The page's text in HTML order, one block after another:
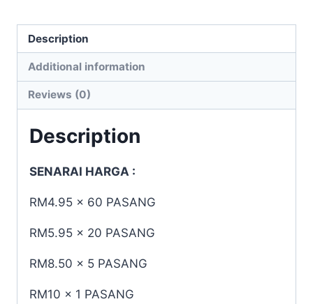
Description
Additional information
Reviews (0)
Description
SENARAI HARGA :
RM4.95 x 60 PASANG
RM5.95 x 20 PASANG
RM8.50 x 5 PASANG
RM10 x 1 PASANG